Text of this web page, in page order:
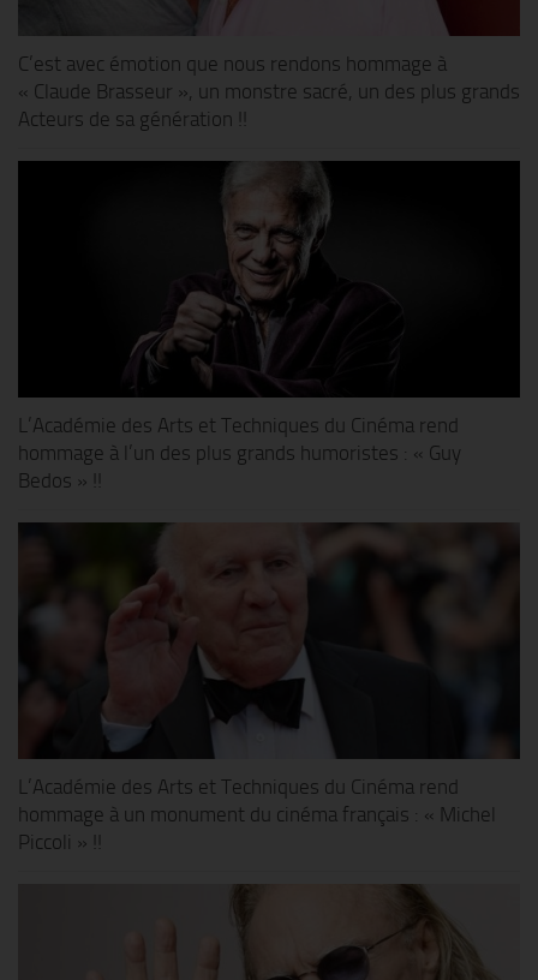
C’est avec émotion que nous rendons hommage à
« Claude Brasseur », un monstre sacré, un des plus grands
Acteurs de sa génération !!
L’Académie des Arts et Techniques du Cinéma rend
hommage à l’un des plus grands humoristes : « Guy
Bedos » !!
L’Académie des Arts et Techniques du Cinéma rend
hommage à un monument du cinéma français : « Michel
Piccoli » !!